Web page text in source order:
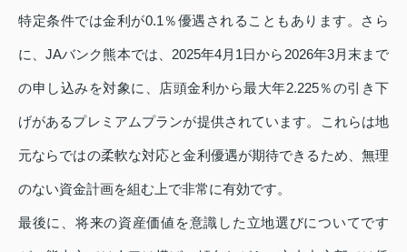
特定条件では金利が0.1％優遇されることもあります。さら
に、JAバンク熊本では、2025年4月1日から2026年3月末まで
の申し込みを対象に、店頭金利から最大年2.225％の引き下
げがあるプレミアムプランが提供されています。これらは地
元ならではの柔軟な対応と金利優遇が期待できるため、無理
のない資金計画を組む上で非常に有効です。
最後に、将来の資産価値を意識した立地選びについてです